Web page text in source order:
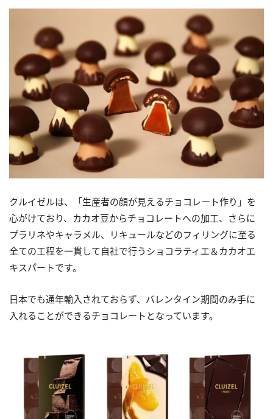
クルイゼルは、「生産者の顔が見えるチョコレート作り」を
心がけており、カカオ豆からチョコレートへの加工、さらに
プラリネやキャラメル、リキュールなどのフィリングに至る
全ての工程を一貫して自社で行うショコラティエ＆カカオエ
キスパートです。
日本でも通年輸入されておらず、バレンタイン期間のみ手に
入れることができるチョコレートとなっています。